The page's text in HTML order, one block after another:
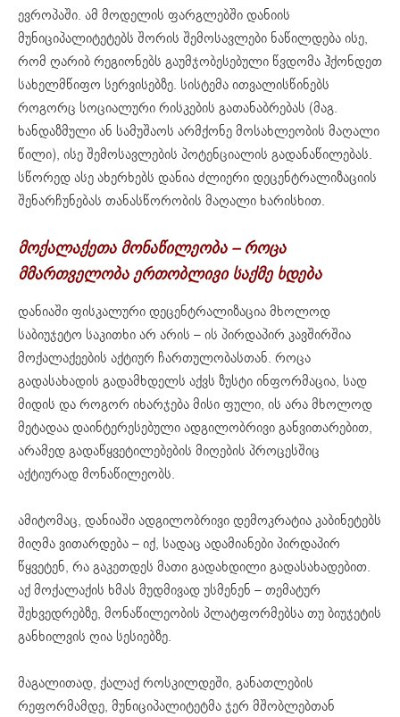
ევროპაში. ამ მოდელის ფარგლებში დანიის
მუნიციპალიტეტებს შორის შემოსავლები ნაწილდება ისე,
რომ ღარიბ რეგიონებს გაუმჯობესებული წვდომა ჰქონდეთ
სახელმწიფო სერვისებზე. სისტემა ითვალისწინებს
როგორც სოციალური რისკების გათანაბრებას (მაგ.
ხანდაზმული ან სამუშაოს არმქონე მოსახლეობის მაღალი
წილი), ისე შემოსავლების პოტენციალის გადანაწილებას.
სწორედ ასე ახერხებს დანია ძლიერი დეცენტრალიზაციის
შენარჩუნებას თანასწორობის მაღალი ხარისხით.
მოქალაქეთა მონაწილეობა–როცა
მმართველობა ერთობლივი საქმე ხდება
დანიაში ფისკალური დეცენტრალიზაცია მხოლოდ
საბიუჯეტო საკითხი არ არის – ის პირდაპირ კავშირშია
მოქალაქეების აქტიურ ჩართულობასთან. როცა
გადასახადის გადამხდელს აქვს ზუსტი ინფორმაცია, სად
მიდის და როგორ იხარჯება მისი ფული, ის არა მხოლოდ
მეტადაა დაინტერესებული ადგილობრივი განვითარებით,
არამედ გადაწყვეტილებების მიღების პროცესშიც
აქტიურად მონაწილეობს.
ამიტომაც, დანიაში ადგილობრივი დემოკრატია კაბინეტებს
მიღმა ვითარდება – იქ, სადაც ადამიანები პირდაპირ
წყვეტენ, რა გაკეთდეს მათი გადახდილი გადასახადებით.
აქ მოქალაქის ხმას მუდმივად უსმენენ – თემატურ
შეხვედრებზე, მონაწილეობის პლატფორმებსა თუ ბიუჯეტის
განხილვის ღია სესიებზე.
მაგალითად, ქალაქ როსკილდეში, განათლების
რეფორმამდე, მუნიციპალიტეტმა ჯერ მშობლებთან